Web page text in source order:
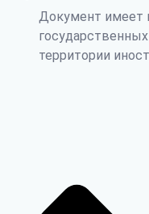
Документ имеет
территории